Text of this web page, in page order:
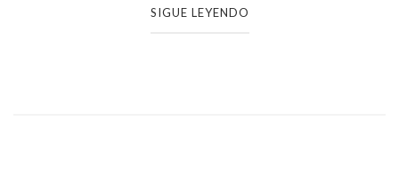
SIGUE LEYENDO